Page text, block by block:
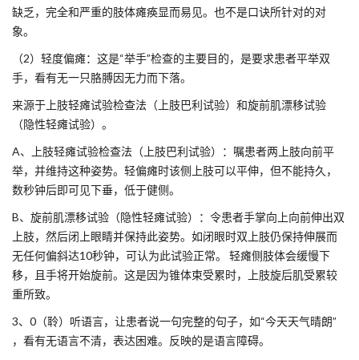
缺乏，完全和严重的肢体瘫痪显而易见。也不是口诀所针对的对
象。
（2）轻度偏瘫：这是“举手”检查的主要目的，是要求患者平举双
手，看有无一只胳膊因无力而下落。
来源于上肢轻瘫试验检查法（上肢巴利试验）和旋前肌漂移试验
（隐性轻瘫试验）。
A、上肢轻瘫试验检查法（上肢巴利试验）：嘱患者两上肢向前平
举，并维持这种姿势。轻偏瘫时该侧上肢可以平伸，但不能持久，
数秒钟后即可见下垂，低于健侧。
B、旋前肌漂移试验（隐性轻瘫试验）：令患者手掌向上向前伸出双
上肢，然后闭上眼睛并保持此姿势。如闭眼时双上肢仍保持伸展而
无任何偏斜达10秒钟，可认为此试验正常。 轻瘫侧肢体会缓慢下
移，且手将开始旋前。这是因为锥体束受累时，上肢旋后肌受累较
重所致。
3、0（聆）听语言，让患者说一句完整的句子，如“今天天气晴朗”
，看有无语言不清，表达困难。反映的是语言障碍。